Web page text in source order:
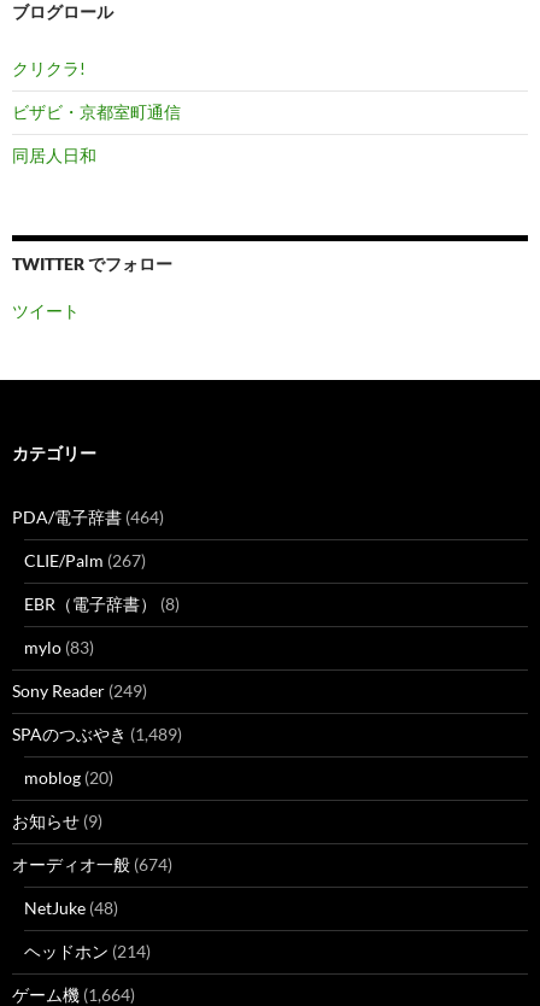
ブログロール
クリクラ!
ビザビ・京都室町通信
同居人日和
TWITTER でフォロー
ツイート
カテゴリー
PDA/電子辞書 (464)
CLIE/Palm (267)
EBR（電子辞書） (8)
mylo (83)
Sony Reader (249)
SPAのつぶやき (1,489)
moblog (20)
お知らせ (9)
オーディオ一般 (674)
NetJuke (48)
ヘッドホン (214)
ゲーム機 (1,664)